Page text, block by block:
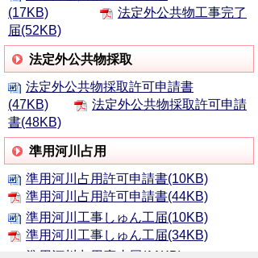
(17KB)
法定外公共物工事完了
届(52KB)
法定外公共物採取
法定外公共物採取許可申請書
(47KB)
法定外公共物採取許可申請
書(48KB)
準用河川占用
準用河川占用許可申請書(10KB)
準用河川占用許可申請書(44KB)
準用河川工事しゅん工届(10KB)
準用河川工事しゅん工届(34KB)